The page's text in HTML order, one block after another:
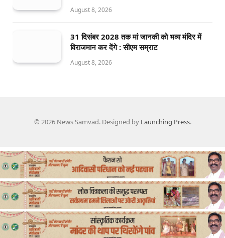
August 8, 2026
31 दिसंबर 2028 तक मां जानकी को भव्य मंदिर में
विराजमान कर देंगे : सीएम सम्राट
August 8, 2026
© 2026 News Samvad. Designed by Launching Press.